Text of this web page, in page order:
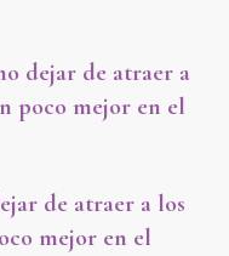
dejar de atraer a
poco mejor en el
de atraer a los
mejor en el